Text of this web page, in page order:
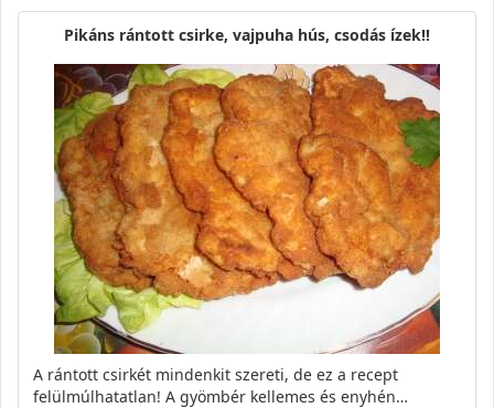
Pikáns rántott csirke, vajpuha hús, csodás ízek!!
A rántott csirkét mindenkit szereti, de ez a recept
felülmúlhatatlan! A gyömbér kellemes és enyhén…